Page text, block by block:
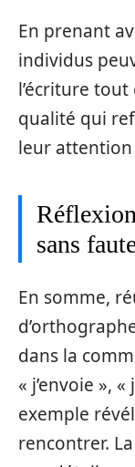
En prenant
individus
l’écriture
qualité qui
leur
sans
En somme,
dans la
« j’envoie »,
exemple
rencontrer.